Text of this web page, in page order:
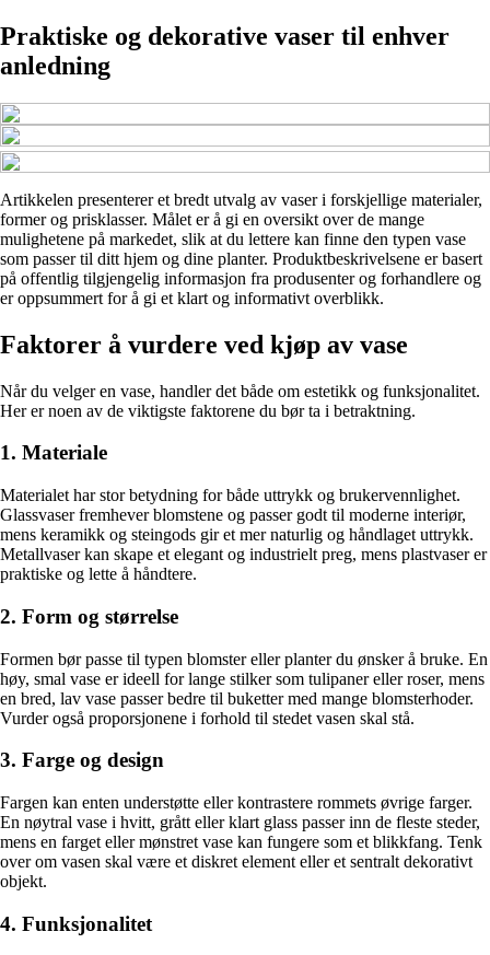
Praktiske og dekorative vaser til enhver
anledning
Artikkelen presenterer et bredt utvalg av vaser i forskjellige materialer,
former og prisklasser. Målet er å gi en oversikt over de mange
mulighetene på markedet, slik at du lettere kan finne den typen vase
som passer til ditt hjem og dine planter. Produktbeskrivelsene er basert
på offentlig tilgjengelig informasjon fra produsenter og forhandlere og
er oppsummert for å gi et klart og informativt overblikk.
Faktorer å vurdere ved kjøp av vase
Når du velger en vase, handler det både om estetikk og funksjonalitet.
Her er noen av de viktigste faktorene du bør ta i betraktning.
1. Materiale
Materialet har stor betydning for både uttrykk og brukervennlighet.
Glassvaser fremhever blomstene og passer godt til moderne interiør,
mens keramikk og steingods gir et mer naturlig og håndlaget uttrykk.
Metallvaser kan skape et elegant og industrielt preg, mens plastvaser er
praktiske og lette å håndtere.
2. Form og størrelse
Formen bør passe til typen blomster eller planter du ønsker å bruke. En
høy, smal vase er ideell for lange stilker som tulipaner eller roser, mens
en bred, lav vase passer bedre til buketter med mange blomsterhoder.
Vurder også proporsjonene i forhold til stedet vasen skal stå.
3. Farge og design
Fargen kan enten understøtte eller kontrastere rommets øvrige farger.
En nøytral vase i hvitt, grått eller klart glass passer inn de fleste steder,
mens en farget eller mønstret vase kan fungere som et blikkfang. Tenk
over om vasen skal være et diskret element eller et sentralt dekorativt
objekt.
4. Funksjonalitet